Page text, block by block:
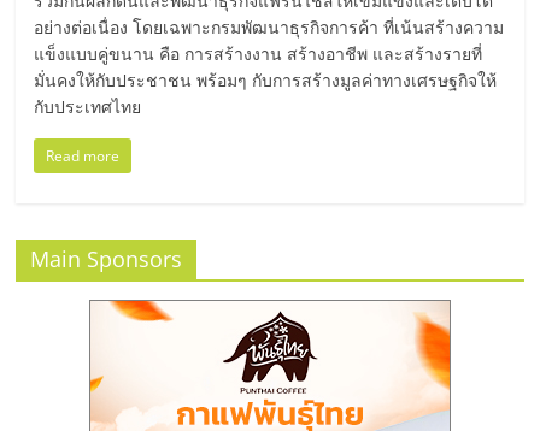
แฟ
รน
ไชส์,
ที่
ปรึกษา
แฟ
อย่างต่อเนื่อง โดยเฉพาะกรมพัฒนาธุรกิจการค้า ที่เน้นสร้างความ
แข็งแบบคู่ขนาน คือ การสร้างงาน สร้างอาชีพ และสร้างรายที่
มั่นคงให้กับประชาชน พร้อมๆ กับการสร้างมูลค่าทางเศรษฐกิจให้
กับประเทศไทย
Read more
Main Sponsors